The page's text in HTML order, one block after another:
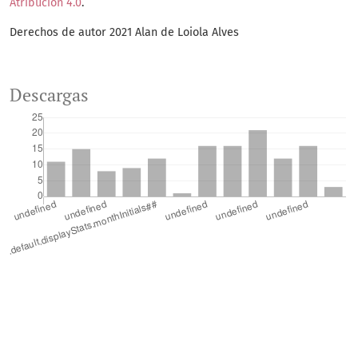
Atribución 4.0.
Derechos de autor 2021 Alan de Loiola Alves
Descargas